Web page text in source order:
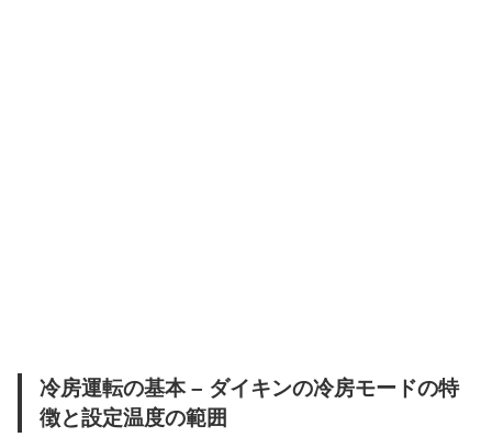
冷房運転の基本 – ダイキンの冷房モードの特
徴と設定温度の範囲